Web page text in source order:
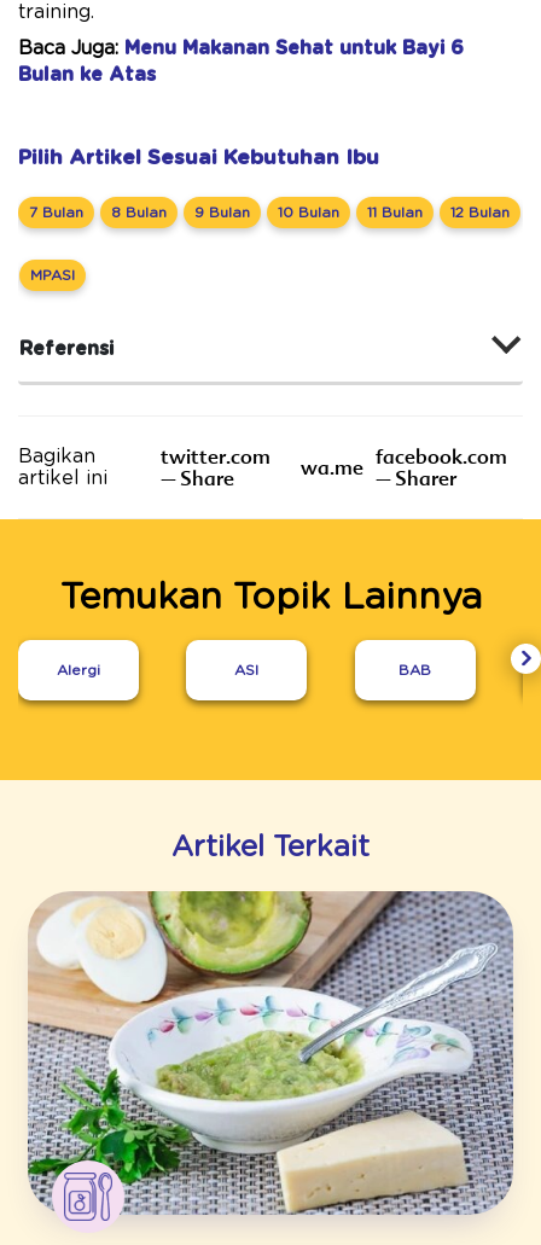
training.
Baca Juga: Menu Makanan Sehat untuk Bayi 6
Bulan ke Atas
Pilih Artikel Sesuai Kebutuhan Ibu
7 Bulan 8 Bulan 9 Bulan 10 Bulan 11 Bulan 12 Bulan
MPASI
Referensi
Bagikan
artikel ini
twitter.com
– Share
wa.me facebook.com
– Sharer
Temukan Topik Lainnya
Alergi ASI BAB
Artikel Terkait